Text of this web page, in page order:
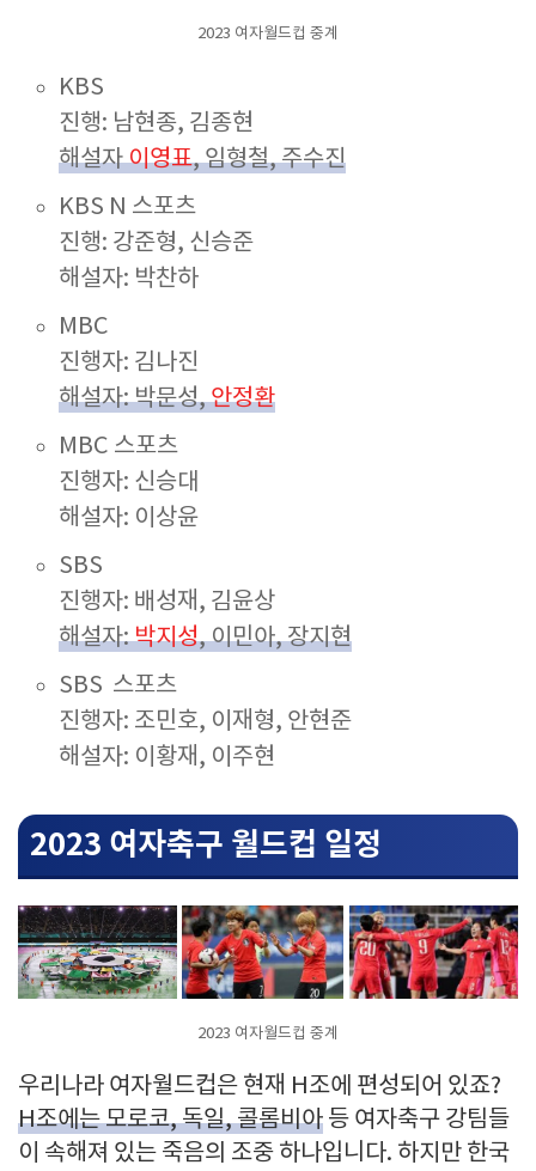
2023 여자월드컵 중계
KBS
진행: 남현종, 김종현
해설자이영표, 임형철, 주수진
KBS N 스포츠
진행: 강준형, 신승준
해설자: 박찬하
MBC
진행자: 김나진
해설자: 박문성,안정환
MBC 스포츠
진행자: 신승대
해설자: 이상윤
SBS
진행자: 배성재, 김윤상
해설자:박지성, 이민아, 장지현
SBS 스포츠
진행자: 조민호, 이재형, 안현준
해설자: 이황재, 이주현
2023 여자축구 월드컵 일정
2023 여자월드컵 중계
우리나라 여자월드컵은 현재 H조에 편성되어 있죠?
H조에는 모로코, 독일, 콜롬비아 등 여자축구 강팀들
이 속해져 있는 죽음의 조중 하나입니다. 하지만 한국